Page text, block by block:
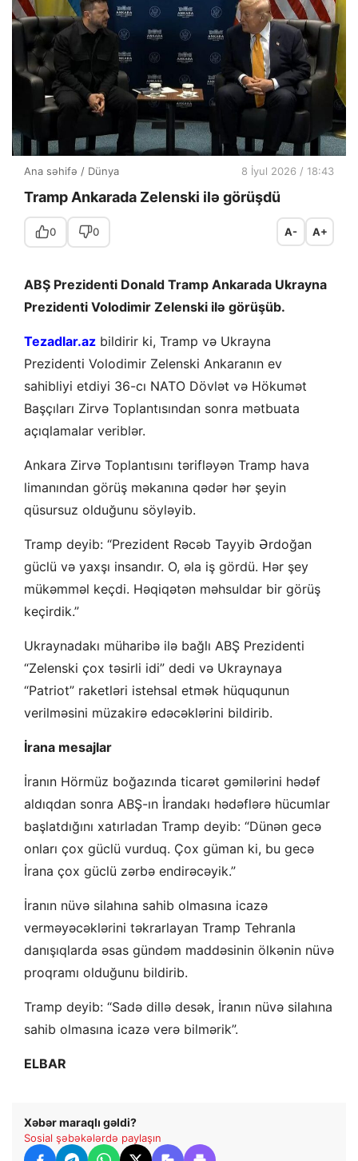
Ana səhifə / Dünya 8 İyul 2026 / 18:43
Tramp Ankarada Zelenski ilə görüşdü
0 0 A- A+
ABŞ Prezidenti Donald Tramp Ankarada Ukrayna
Prezidenti Volodimir Zelenski ilə görüşüb.
Tezadlar.az bildirir ki, Tramp və Ukrayna
Prezidenti Volodimir Zelenski Ankaranın ev
sahibliyi etdiyi 36-cı NATO Dövlət və Hökumət
Başçıları Zirvə Toplantısından sonra mətbuata
açıqlamalar veriblər.
Ankara Zirvə Toplantısını tərifləyən Tramp hava
limanından görüş məkanına qədər hər şeyin
qüsursuz olduğunu söyləyib.
Tramp deyib: “Prezident Rəcəb Tayyib Ərdoğan
güclü və yaxşı insandır. O, əla iş gördü. Hər şey
mükəmməl keçdi. Həqiqətən məhsuldar bir görüş
keçirdik.”
Ukraynadakı müharibə ilə bağlı ABŞ Prezidenti
“Zelenski çox təsirli idi” dedi və Ukraynaya
“Patriot” raketləri istehsal etmək hüququnun
verilməsini müzakirə edəcəklərini bildirib.
İrana mesajlar
İranın Hörmüz boğazında ticarət gəmilərini hədəf
aldıqdan sonra ABŞ-ın İrandakı hədəflərə hücumlar
başlatdığını xatırladan Tramp deyib: “Dünən gecə
onları çox güclü vurduq. Çox güman ki, bu gecə
İrana çox güclü zərbə endirəcəyik.”
İranın nüvə silahına sahib olmasına icazə
verməyəcəklərini təkrarlayan Tramp Tehranla
danışıqlarda əsas gündəm maddəsinin ölkənin nüvə
proqramı olduğunu bildirib.
Tramp deyib: “Sadə dillə desək, İranın nüvə silahına
sahib olmasına icazə verə bilmərik”.
ELBAR
Xəbər maraqlı gəldi?
Sosial şəbəkələrdə paylaşın